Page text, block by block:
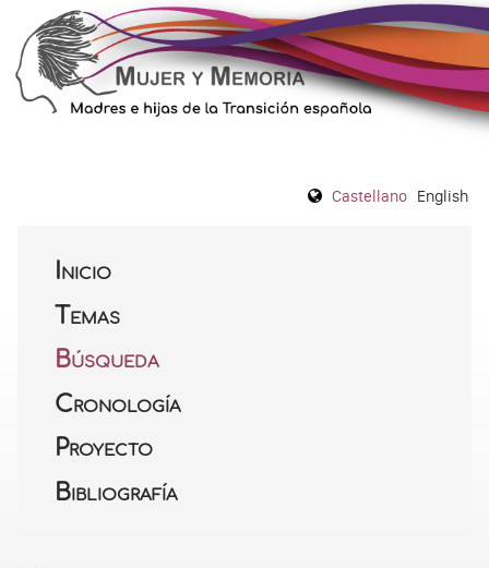
Castellano English
Inicio
Temas
Búsqueda
Cronología
Proyecto
Bibliografía